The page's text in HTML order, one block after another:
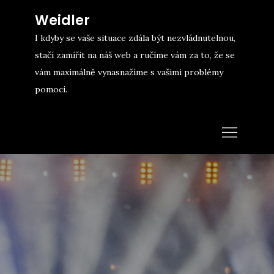
content
Weidler
I kdyby se vaše situace zdála být nezvládnutelnou,
stačí zamířit na náš web a ručíme vám za to, že se
vám maximálně vynasnažíme s vašimi problémy
pomoci.